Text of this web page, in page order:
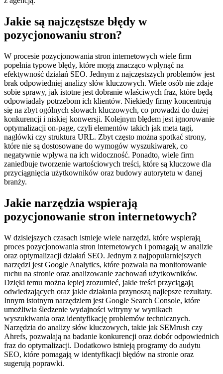
Jakie są najczęstsze błędy w
pozycjonowaniu stron?
W procesie pozycjonowania stron internetowych wiele firm
popełnia typowe błędy, które mogą znacząco wpłynąć na
efektywność działań SEO. Jednym z najczęstszych problemów jest
brak odpowiedniej analizy słów kluczowych. Wiele osób nie zdaje
sobie sprawy, jak istotne jest dobranie właściwych fraz, które będą
odpowiadały potrzebom ich klientów. Niekiedy firmy koncentrują
się na zbyt ogólnych słowach kluczowych, co prowadzi do dużej
konkurencji i niskiej konwersji. Kolejnym błędem jest ignorowanie
optymalizacji on-page, czyli elementów takich jak meta tagi,
nagłówki czy struktura URL. Zbyt często można spotkać strony,
które nie są dostosowane do wymogów wyszukiwarek, co
negatywnie wpływa na ich widoczność. Ponadto, wiele firm
zaniedbuje tworzenie wartościowych treści, które są kluczowe dla
przyciągnięcia użytkowników oraz budowy autorytetu w danej
branży.
Jakie narzędzia wspierają
pozycjonowanie stron internetowych?
W dzisiejszych czasach istnieje wiele narzędzi, które wspierają
proces pozycjonowania stron internetowych i pomagają w analizie
oraz optymalizacji działań SEO. Jednym z najpopularniejszych
narzędzi jest Google Analytics, które pozwala na monitorowanie
ruchu na stronie oraz analizowanie zachowań użytkowników.
Dzięki temu można lepiej zrozumieć, jakie treści przyciągają
odwiedzających oraz jakie działania przynoszą najlepsze rezultaty.
Innym istotnym narzędziem jest Google Search Console, które
umożliwia śledzenie wydajności witryny w wynikach
wyszukiwania oraz identyfikację problemów technicznych.
Narzędzia do analizy słów kluczowych, takie jak SEMrush czy
Ahrefs, pozwalają na badanie konkurencji oraz dobór odpowiednich
fraz do optymalizacji. Dodatkowo istnieją programy do audytu
SEO, które pomagają w identyfikacji błędów na stronie oraz
sugerują poprawki.